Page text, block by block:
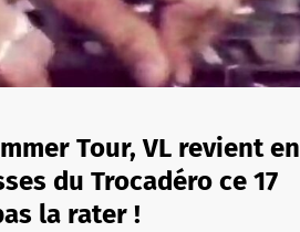
Tour, VL revient en
du Trocadéro ce 17
la rater !